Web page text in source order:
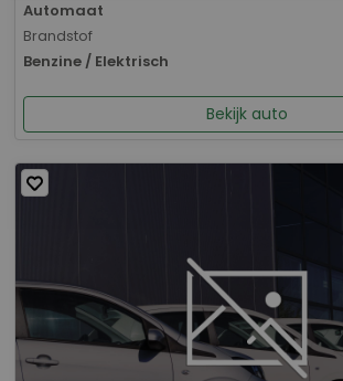
Automaat
Brandstof
Benzine / Elektrisch
Bekijk auto